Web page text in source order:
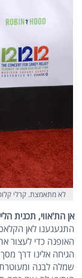
לא מתאמצת. קרלי
אן הת'אווי, תכנית
התגעגענו לאן
האופנה כדי לעצור
הגיחה אלינו דרך
שמלה לבנה ומעוטרת